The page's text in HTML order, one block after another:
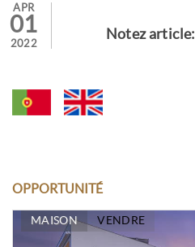
Notez article:
APR
01
2022
OPPORTUNITÉ
MAISON VENDRE